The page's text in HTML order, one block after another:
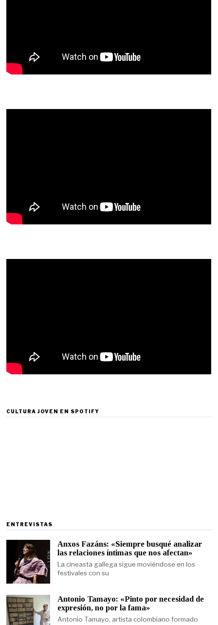
CULTURA JOVEN EN SPOTIFY
ENTREVISTAS
Anxos Fazáns: «Siempre busqué analizar
las relaciones íntimas que nos afectan»
La cineasta gallega sigue moviéndose en los
festivales con su
Antonio Tamayo: «Pinto por necesidad de
expresión, no por la fama»
Antonio Tamayo, artista colombiano formado